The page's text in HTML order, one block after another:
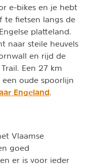
e-bikes en je hebt
te fietsen langs de
platteland.
naar steile heuvels
en rijd de
Een 27 km
oude spoorlijn
Engeland.
Vlaamse
goed
er is voor ieder